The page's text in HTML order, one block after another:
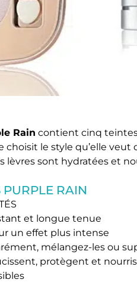
Rain contient cinq
le style qu’elle veut
lèvres sont hydratées et
PURPLE RAIN
et longue tenue
un effet plus intense
mélangez-les ou
protègent et